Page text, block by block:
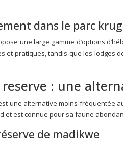
dans le parc
une large gamme d’options
et pratiques, tandis que les lodges
: une
une alternative moins fréquentée
et est connue pour sa faune
de madikwe